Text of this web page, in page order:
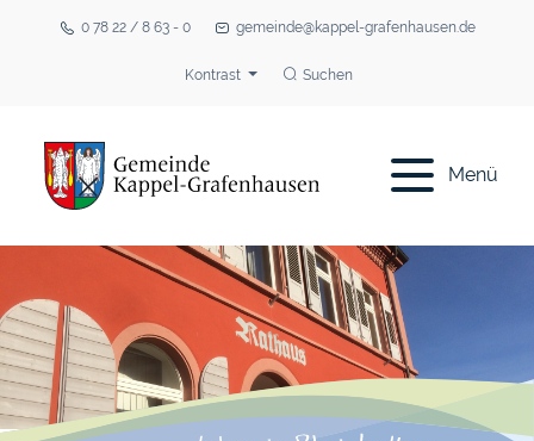
0 78 22 / 8 63 - 0 gemeinde@kappel-grafenhausen.de
Kontrast Suchen
Menü